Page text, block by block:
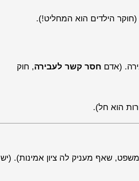
(חוקר הילדים הוא המחליט!).
(אדם חסר קשר לעבירה, חוק
הוא חל).
לבית המשפט, שאף מעניק לה ציון אמינות). (יש